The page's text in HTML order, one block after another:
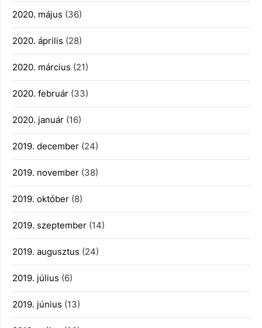
2020. május (36)
2020. április (28)
2020. március (21)
2020. február (33)
2020. január (16)
2019. december (24)
2019. november (38)
2019. október (8)
2019. szeptember (14)
2019. augusztus (24)
2019. július (6)
2019. június (13)